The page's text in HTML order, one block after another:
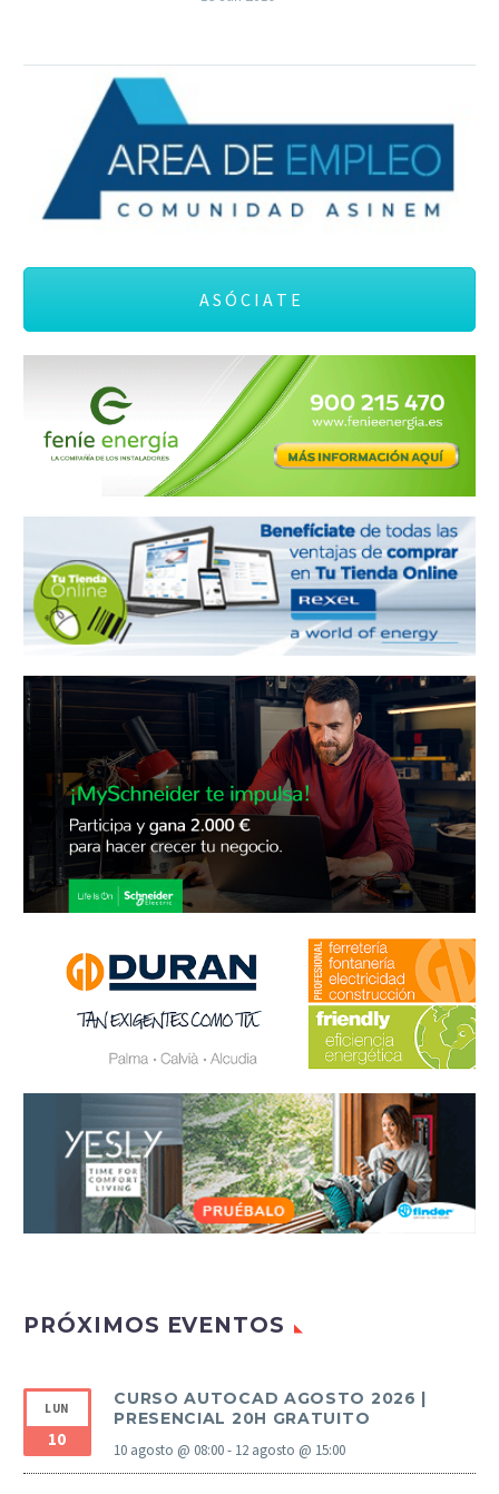
junio por el que…
A S Ó C I A T E
PRÓXIMOS EVENTOS
LUN
10
CURSO AUTOCAD AGOSTO 2026 |
PRESENCIAL 20H GRATUITO
10 agosto @ 08:00- 12 agosto @ 15:00